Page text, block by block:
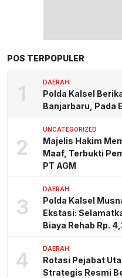
POS TERPOPULER
1 DAERAH
Polda Kalsel
Banjarbaru, Pada
2
UNCATEGORIZED
Majelis Hakim
Maaf, Terbukti
PT AGM
3
DAERAH
Polda Kalsel
Ekstasi:
Biaya Rehab Rp.
4 DAERAH
Rotasi Pejabat
Strategis Resmi